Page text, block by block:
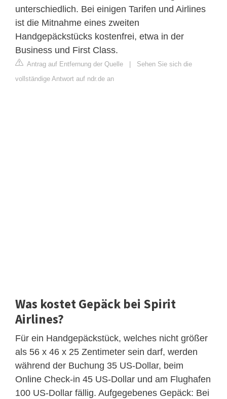
unterschiedlich. Bei einigen Tarifen und Airlines
ist die Mitnahme eines zweiten
Handgepäckstücks kostenfrei, etwa in der
Business und First Class.
Antrag auf Entfernung der Quelle
Sehen Sie sich die
vollständige Antwort auf ndr.de an
Was kostet Gepäck bei Spirit
Airlines?
Für ein Handgepäckstück, welches nicht größer
als 56 x 46 x 25 Zentimeter sein darf, werden
während der Buchung 35 US-Dollar, beim
Online Check-in 45 US-Dollar und am Flughafen
100 US-Dollar fällig. Aufgegebenes Gepäck: Bei